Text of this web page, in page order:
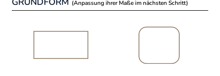
(Anpassung ihrer Maße im nächsten Schritt)